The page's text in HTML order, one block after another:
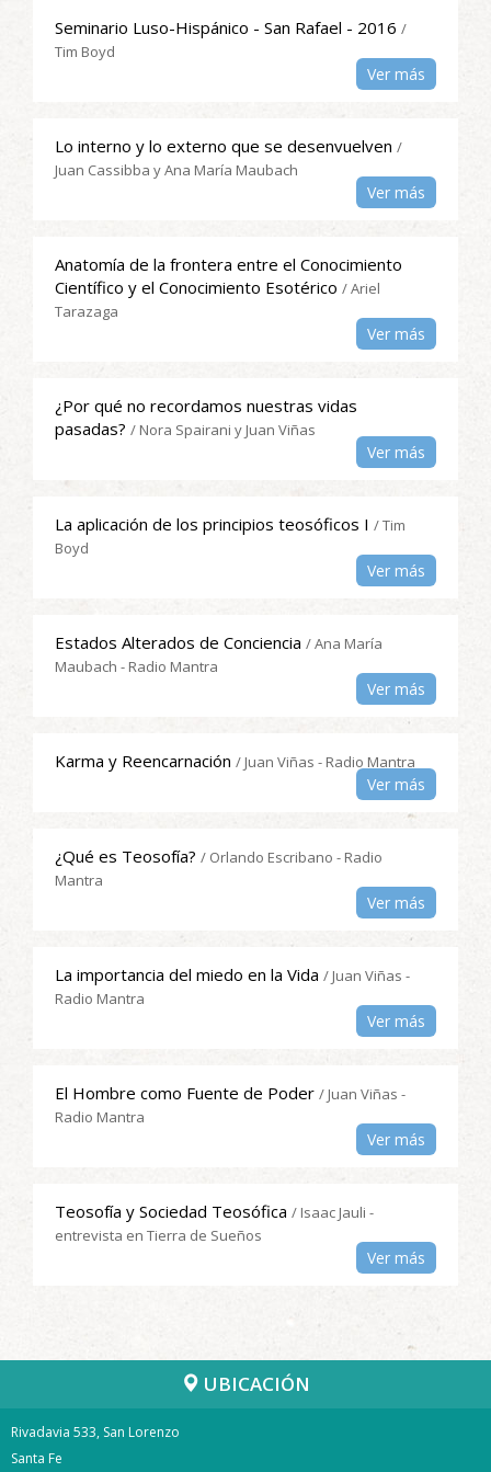
Seminario Luso-Hispánico - San Rafael - 2016 /
Tim Boyd
Ver más
Lo interno y lo externo que se desenvuelven /
Juan Cassibba y Ana María Maubach
Ver más
Anatomía de la frontera entre el Conocimiento
Científico y el Conocimiento Esotérico / Ariel
Tarazaga
Ver más
¿Por qué no recordamos nuestras vidas
pasadas? / Nora Spairani y Juan Viñas
Ver más
La aplicación de los principios teosóficos I / Tim
Boyd
Ver más
Estados Alterados de Conciencia / Ana María
Maubach - Radio Mantra
Ver más
Karma y Reencarnación / Juan Viñas - Radio Mantra
Ver más
¿Qué es Teosofía? / Orlando Escribano - Radio
Mantra
Ver más
La importancia del miedo en la Vida / Juan Viñas -
Radio Mantra
Ver más
El Hombre como Fuente de Poder / Juan Viñas -
Radio Mantra
Ver más
Teosofía y Sociedad Teosófica / Isaac Jauli -
entrevista en Tierra de Sueños
Ver más
UBICACIÓN
Rivadavia 533, San Lorenzo
Santa Fe